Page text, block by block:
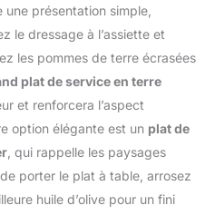
pour vos amis et
famille. Nous ne
pas
d'utiliser de l'ail dont la
taille dépasse la plage de
du produit.
supporter une
utilisation à long terme,
vous donnant une
de presse-ail
Presse ail inox est
outil indispensable
la cuisine. Efficacité
du presse-ail
ail est conçue
garantir une
présentation simple,
le dressage à l’assiette et
les pommes de terre écrasées
plat de service en terre
et renforcera l’aspect
option élégante est un plat de
, qui rappelle les paysages
porter le plat à table, arrosez
huile d’olive pour un fini